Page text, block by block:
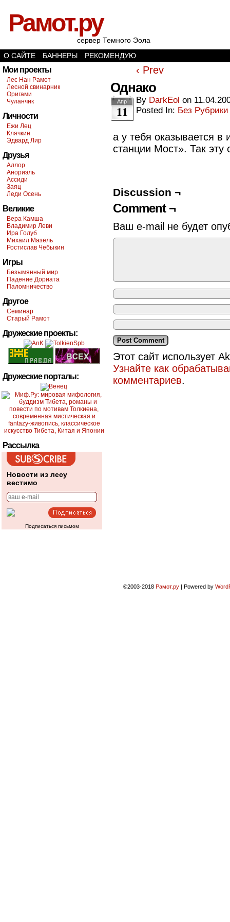
Рамот.ру
сервер Темного Эола
О САЙТЕ
БАННЕРЫ РЕКОМЕНДУЮ
Мои проекты
Лес Нан Рамот
Лесной свинарник
Оригами
Чуланчик
Личности
Ежи Лец
Клячкин
Эдвард Лир
Друзья
Аллор
Анориэль
Ассиди
Заяц
Леди Осень
Великие
Вера Камша
Владимир Леви
Ира Голуб
Михаил Мазель
Ростислав Чебыкин
Игры
Безымянный мир
Падение Дориата
Паломничество
Другое
Семинар
Старый Рамот
Дружеские проекты:
Дружеские порталы:
Рассылка
Новости из лесу
вестимо
Подписаться письмом
‹ Prev
Однако
Апр
11
By DarkEol on
Posted In: Без Рубрики
а у тебя оказывается в
станции Мост». Так эту
Discussion ¬
Comment ¬
Ваш e-mail не будет
Этот сайт использует
Узнайте как
комментариев.
©2003-2018 Рамот.ру | Powered by